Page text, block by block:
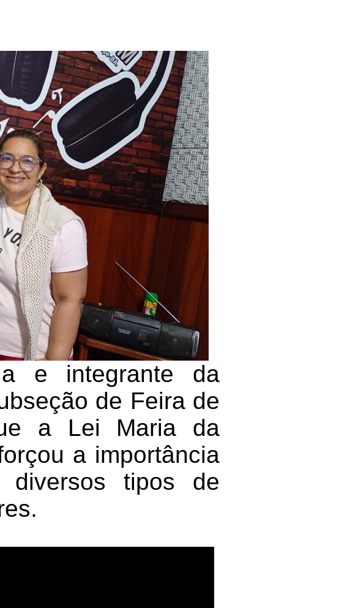
e integrante da
de Feira de
a Lei Maria da
a importância
diversos tipos de